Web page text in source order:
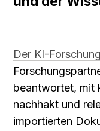
Der KI-
beantwortet, mit
nachhakt und
importierten